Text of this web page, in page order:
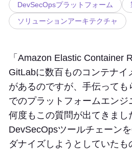
DevSecOpsプラットフォーム
ソリューションアーキテクチャ
「Amazon Elastic Container
GitLabに数百ものコンテナイ
があるのですが、手伝っても
でのプラットフォームエンジ
何度もこの質問が出てきまし
DevSecOpsツールチェーン
ダナイズしようとしていた